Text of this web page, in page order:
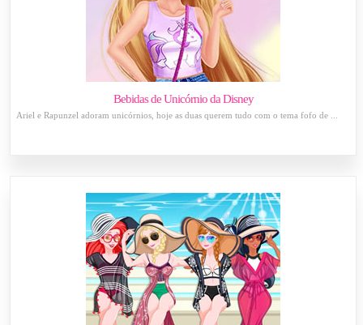
Bebidas de Unicórnio da Disney
Ariel e Rapunzel adoram unicórnios, hoje as duas querem tudo com o tema fofo de ...